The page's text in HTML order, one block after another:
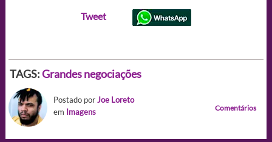
Tweet
TAGS:Grandes negociações
Postado porJoe Loreto
em Imagens Comentários